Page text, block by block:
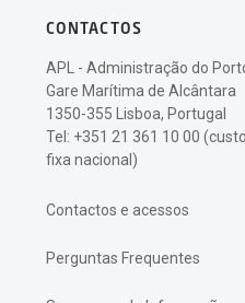
CONTACTOS
APL - Administração do
Gare Marítima de Alcântara
1350-355 Lisboa, Portugal
Tel: +351 21 361 10 00
fixa nacional)
Contactos e acessos
Perguntas Frequentes